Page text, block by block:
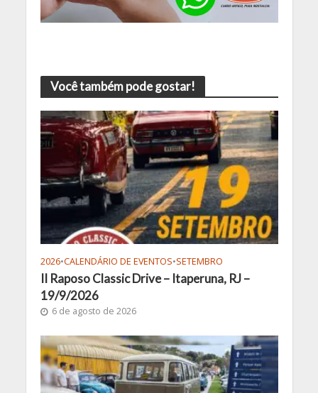
Você também pode gostar!
2026•CALENDÁRIO DE EVENTOS•SETEMBRO
II Raposo Classic Drive – Itaperuna, RJ –
19/9/2026
6 de agosto de 2026